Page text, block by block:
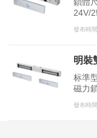
24V/
發布時
明裝
标準
磁力
發布時